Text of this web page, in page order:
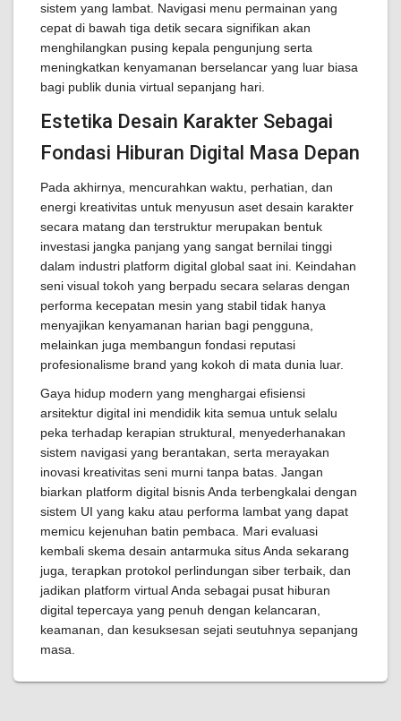
sistem yang lambat. Navigasi menu permainan yang
cepat di bawah tiga detik secara signifikan akan
menghilangkan pusing kepala pengunjung serta
meningkatkan kenyamanan berselancar yang luar biasa
bagi publik dunia virtual sepanjang hari.
Estetika Desain Karakter Sebagai
Fondasi Hiburan Digital Masa Depan
Pada akhirnya, mencurahkan waktu, perhatian, dan
energi kreativitas untuk menyusun aset desain karakter
secara matang dan terstruktur merupakan bentuk
investasi jangka panjang yang sangat bernilai tinggi
dalam industri platform digital global saat ini. Keindahan
seni visual tokoh yang berpadu secara selaras dengan
performa kecepatan mesin yang stabil tidak hanya
menyajikan kenyamanan harian bagi pengguna,
melainkan juga membangun fondasi reputasi
profesionalisme brand yang kokoh di mata dunia luar.
Gaya hidup modern yang menghargai efisiensi
arsitektur digital ini mendidik kita semua untuk selalu
peka terhadap kerapian struktural, menyederhanakan
sistem navigasi yang berantakan, serta merayakan
inovasi kreativitas seni murni tanpa batas. Jangan
biarkan platform digital bisnis Anda terbengkalai dengan
sistem UI yang kaku atau performa lambat yang dapat
memicu kejenuhan batin pembaca. Mari evaluasi
kembali skema desain antarmuka situs Anda sekarang
juga, terapkan protokol perlindungan siber terbaik, dan
jadikan platform virtual Anda sebagai pusat hiburan
digital tepercaya yang penuh dengan kelancaran,
keamanan, dan kesuksesan sejati seutuhnya sepanjang
masa.